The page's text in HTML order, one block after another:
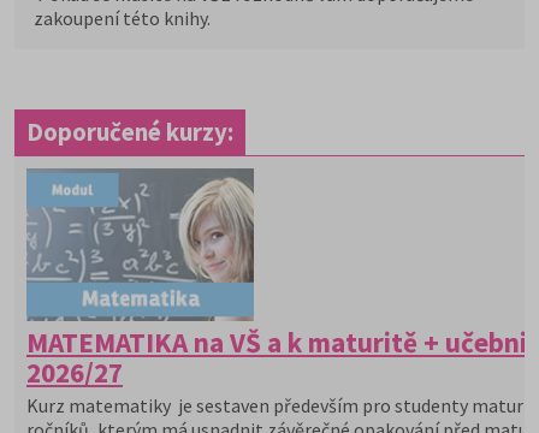
zakoupení této knihy.
Doporučené kurzy:
MATEMATIKA na VŠ a k maturitě +
2026/27
Kurz matematiky je sestaven především pro studenty